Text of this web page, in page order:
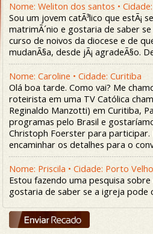
Nome: Weliton dos santos •
Sou um jovem catÃ³lico que estÃ¡
matrimÃ´nio e gostaria de saber
curso de noivos da diocese e de
mudanÃ§a, desde jÃ¡ agradeÃ§o.
Nome: Caroline • Cidade: Curitiba
Olá boa tarde. Como vai? Me
roteirista em uma TV Católica
Reginaldo Manzotti) em Curitiba,
programas pelo Brasil e
Christoph Foerster para participar.
encaminhar os detalhes para o
Nome: Priscila • Cidade: Porto Velho
Estou fazendo uma pesquisa
gostaria de saber se a igreja
Nome: Luciano Osmar Menezes •